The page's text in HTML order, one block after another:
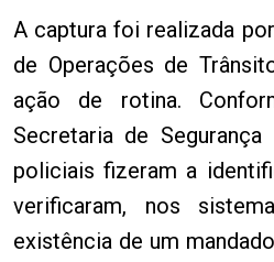
A captura foi realizada
de Operações de
ação de rotina.
Secretaria de
policiais fizeram a
verificaram, nos
existência de um